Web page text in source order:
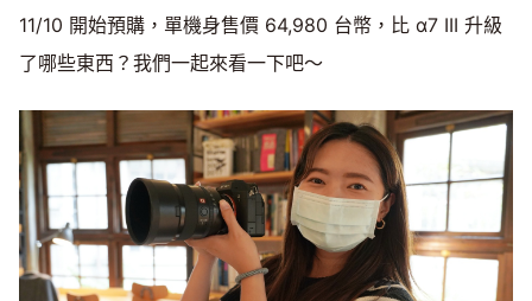
11/10 開始預購，單機身售價 64,980 台幣，比 α7 III 升級
了哪些東西？我們一起來看一下吧～